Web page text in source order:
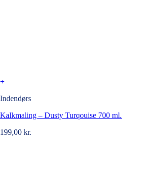
+
Indendørs
Kalkmaling – Dusty Turqouise 700 ml.
199,00 kr.